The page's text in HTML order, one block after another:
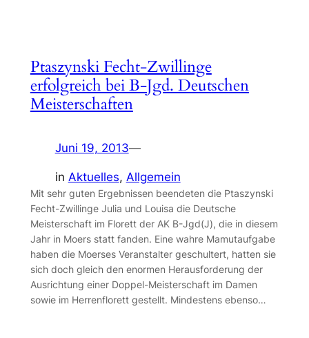
Ptaszynski Fecht-Zwillinge
erfolgreich bei B-Jgd. Deutschen
Meisterschaften
Juni 19, 2013—
in Aktuelles, Allgemein
Mit sehr guten Ergebnissen beendeten die Ptaszynski
Fecht-Zwillinge Julia und Louisa die Deutsche
Meisterschaft im Florett der AK B-Jgd(J), die in diesem
Jahr in Moers statt fanden. Eine wahre Mamutaufgabe
haben die Moerses Veranstalter geschultert, hatten sie
sich doch gleich den enormen Herausforderung der
Ausrichtung einer Doppel-Meisterschaft im Damen
sowie im Herrenflorett gestellt. Mindestens ebenso…